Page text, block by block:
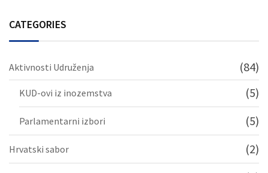
CATEGORIES
Aktivnosti Udruženja (84)
KUD-ovi iz inozemstva (5)
Parlamentarni izbori (5)
Hrvatski sabor (2)